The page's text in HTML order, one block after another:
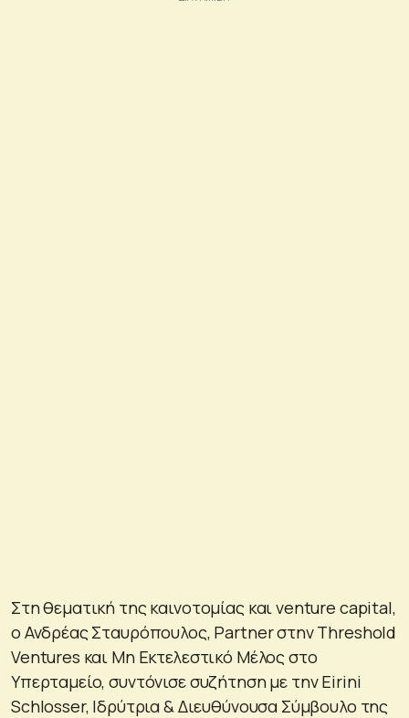
Στη θεματική της καινοτομίας και venture capital,
ο Ανδρέας Σταυρόπουλος, Partner στην Threshold
Ventures και Μη Εκτελεστικό Μέλος στο
Υπερταμείο, συντόνισε συζήτηση με την Eirini
Schlosser, Ιδρύτρια & Διευθύνουσα Σύμβουλο της